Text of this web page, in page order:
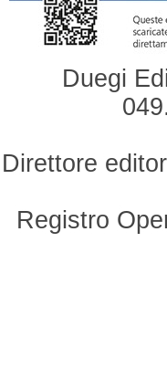
Duegi
Direttore
Registro